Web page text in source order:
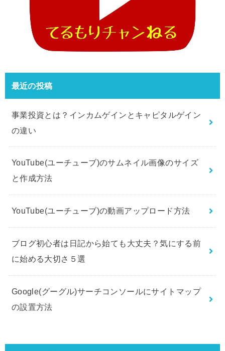
最近の投稿
事業投資とは？インカムゲインとキャピタルゲイン
の違い
YouTube(ユーチューブ)のサムネイル画像のサイズ
と作成方法
YouTube(ユーチューブ)の動画アップロード方法
ブログ初心者は日記から始ても大丈夫？気にする前
に始める大切さ５選
Google(グーグル)サーチコンソールにサイトマップ
の設置方法